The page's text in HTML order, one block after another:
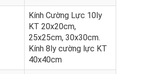
Kính Cường Lực 10ly
KT 20x20cm,
25x25cm, 30x30cm.
Kính 8ly cường lực KT
40x40cm